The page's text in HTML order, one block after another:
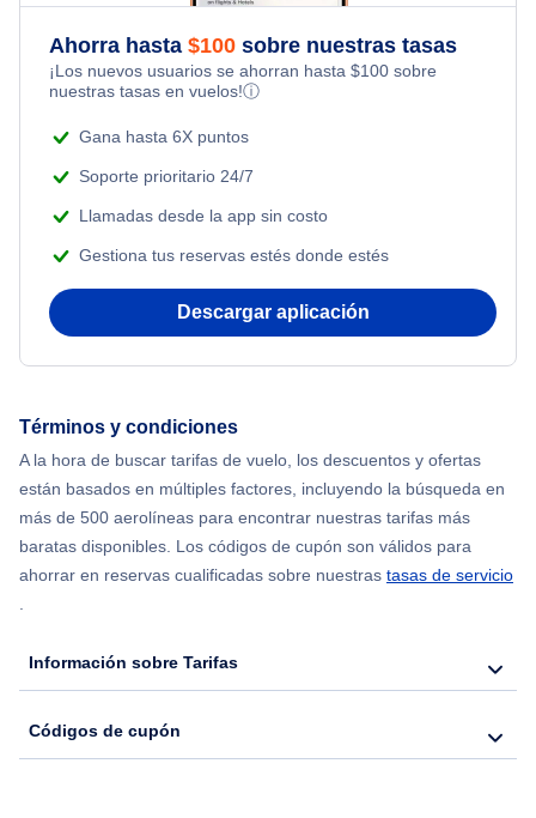
Flights from Nueva York to Singapur
Flights from Nueva York to Atenas
Flights from Shanghai to Nueva York
Flights from Delhi to Nueva York
Flights from Nueva York to Hong Kong
Flights from Nueva York to Lisboa
Romantic Vacations
Adventure Vacations
Beach Vacations
Ahorra hasta $100 sobre nuestras tasas
¡Los nuevos usuarios se ahorran hasta $100 sobre
nuestras tasas en vuelos!ⓘ
Gana hasta 6X puntos
Soporte prioritario 24/7
Llamadas desde la app sin costo
Gestiona tus reservas estés donde estés
Descargar aplicación
Términos y condiciones
A la hora de buscar tarifas de vuelo, los descuentos y ofertas
están basados en múltiples factores, incluyendo la búsqueda en
más de 500 aerolíneas para encontrar nuestras tarifas más
baratas disponibles. Los códigos de cupón son válidos para
ahorrar en reservas cualificadas sobre nuestras tasas de servicio
.
Información sobre Tarifas
Códigos de cupón